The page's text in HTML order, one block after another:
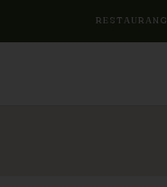
RESTAURANG